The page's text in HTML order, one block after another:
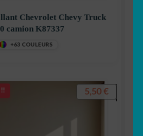
Chevrolet Chevy Truck
camion K87337
+63 COULEURS
!! 5,50 €